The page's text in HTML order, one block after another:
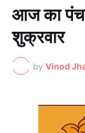
आज का
शुक्रवार
by Vinod